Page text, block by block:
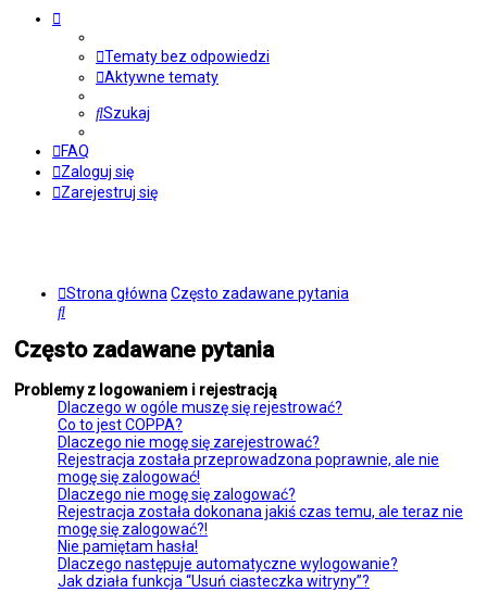
Tematy bez odpowiedzi
Aktywne tematy
Szukaj
FAQ
Zaloguj się
Zarejestruj się
Strona główna Często zadawane pytania
Szukaj
Często zadawane pytania
Problemy z logowaniem i rejestracją
Dlaczego w ogóle muszę się rejestrować?
Co to jest COPPA?
Dlaczego nie mogę się zarejestrować?
Rejestracja została przeprowadzona poprawnie, ale nie
mogę się zalogować!
Dlaczego nie mogę się zalogować?
Rejestracja została dokonana jakiś czas temu, ale teraz nie
mogę się zalogować?!
Nie pamiętam hasła!
Dlaczego następuje automatyczne wylogowanie?
Jak działa funkcja “Usuń ciasteczka witryny”?